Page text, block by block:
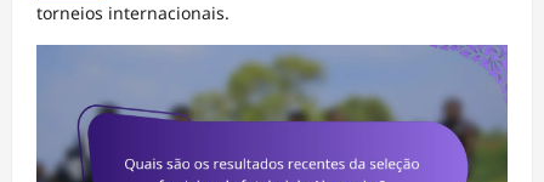
torneios internacionais.